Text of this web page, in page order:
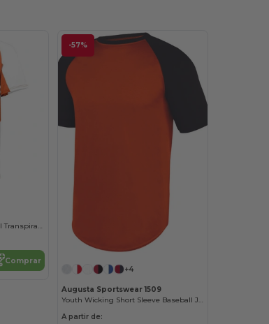
Camiseta Deportiva Juvenil Transpirable
Comprar
-57%
+4
Augusta Sportswear 1509
Youth Wicking Short Sleeve Baseball Jersey
A partir de: